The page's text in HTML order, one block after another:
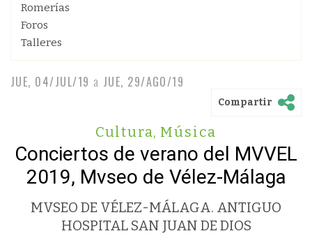
Romerías
Foros
Talleres
JUE, 04/JUL/19 a JUE, 29/AGO/19
Compartir
Cultura, Música
Conciertos de verano del MVVEL
2019, Mvseo de Vélez-Málaga
MVSEO DE VÉLEZ-MÁLAGA. ANTIGUO
HOSPITAL SAN JUAN DE DIOS